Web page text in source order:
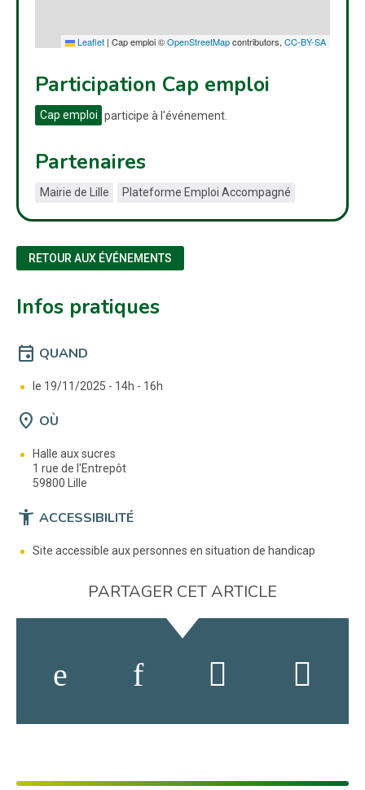
Leaflet | Cap emploi ©OpenStreetMapcontributors, CC-BY-SA
Participation Cap emploi
Cap emploi participe à l'événement.
Partenaires
Mairie de Lille Plateforme Emploi Accompagné
RETOUR AUX ÉVÉNEMENTS
Infos pratiques
event QUAND
le 19/11/2025 - 14h - 16h
location_on OÙ
Halle aux sucres
1 rue de l'Entrepôt
59800 Lille
accessibility_new ACCESSIBILITÉ
Site accessible aux personnes en situation de handicap
PARTAGER CET ARTICLE